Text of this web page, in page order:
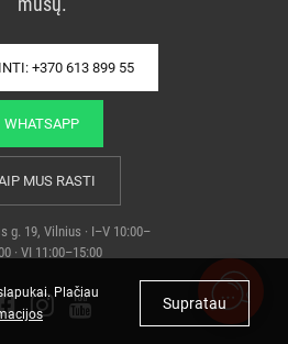
+370 613 899 55
WHATSAPP
MUS RASTI
g. 19, Vilnius · I–V 10:00–
· VI 11:00–15:00
Plačiau
Supratau